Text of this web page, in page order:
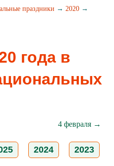
праздники → 2020 →
года в
4 февраля →
2024 2023